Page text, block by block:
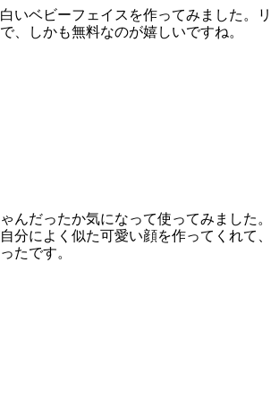
いベビーフェイスを作ってみました。リ
、しかも無料なのが嬉しいですね。
んだったか気になって使ってみました。
分によく似た可愛い顔を作ってくれて、
たです。